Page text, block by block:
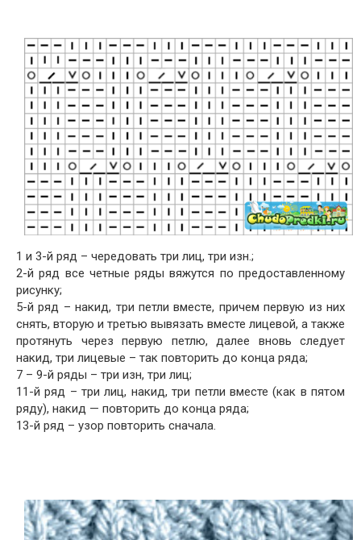
1 и 3-й ряд – чередовать три лиц, три изн.;
2-й ряд все четные ряды вяжутся по предоставленному
рисунку;
5-й ряд – накид, три петли вместе, причем первую из них
снять, вторую и третью вывязать вместе лицевой, а также
протянуть через первую петлю, далее вновь следует
накид, три лицевые – так повторить до конца ряда;
7 – 9-й ряды – три изн, три лиц;
11-й ряд – три лиц, накид, три петли вместе (как в пятом
ряду), накид — повторить до конца ряда;
13-й ряд – узор повторить сначала.